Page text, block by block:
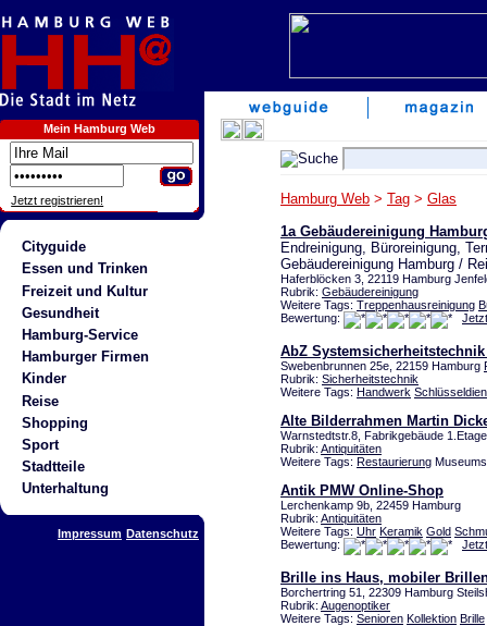
Mein Hamburg Web
Jetzt registrieren!
Cityguide
Essen und Trinken
Freizeit und Kultur
Gesundheit
Hamburg-Service
Hamburger Firmen
Kinder
Reise
Shopping
Sport
Stadtteile
Unterhaltung
Impressum Datenschutz
Hamburg Web > Tag > Glas
1a Gebäudereinigung
Endreinigung, Büroreinigung,
Gebäudereinigung Hamburg /
Haferblöcken 3, 22119 Hamburg
Rubrik: Gebäudereinigung
Weitere Tags: Treppenhausreinigung
Bewertung:
AbZ Systemsicherheitstechnik
Swebenbrunnen 25e, 22159 Hamburg
Rubrik: Sicherheitstechnik
Weitere Tags: Handwerk
Alte Bilderrahmen Martin
Warnstedtstr.8, Fabrikgebäude
Rubrik: Antiquitäten
Weitere Tags: Restaurierung
Antik PMW Online-Shop
Lerchenkamp 9b, 22459 Hamburg
Rubrik: Antiquitäten
Weitere Tags: Uhr Keramik Gold
Bewertung:
Brille ins Haus, mobiler
Borchertring 51, 22309 Hamburg
Rubrik: Augenoptiker
Weitere Tags: Senioren Kollektion Brille